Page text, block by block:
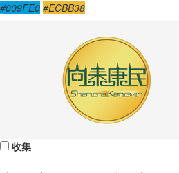
#009FE0 #ECBB38
收集